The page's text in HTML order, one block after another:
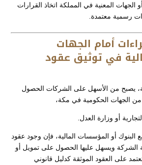
المعنية في المملكة اتخاذ القرارات
رسمية معتمدة.
أمام الجهات
في توثيق عقود
يصبح من الأسهل على الشركات الحصول
الجهات الحكومية في مكة،
أو وزارة العدل.
البنوك أو المؤسسات المالية، فإن وجود عقود
الشركة ويسهل عليها الحصول على تمويل أو
على العقود الموثقة كدليل قانوني